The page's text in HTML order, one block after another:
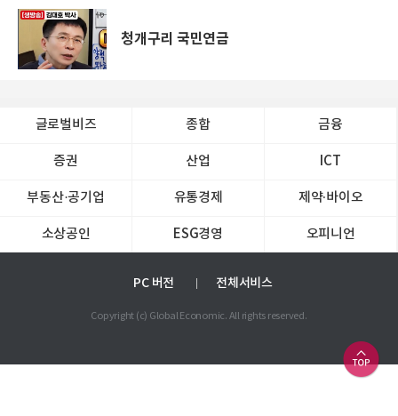
청개구리 국민연금
글로벌비즈 종합 금융
증권 산업 ICT
부동산·공기업 유통경제 제약∙바이오
소상공인 ESG경영 오피니언
PC 버전 전체서비스
Copyright (c) Global Economic. All rights reserved.